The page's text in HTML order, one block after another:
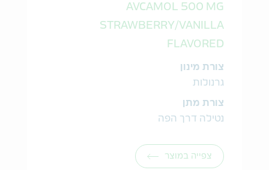
AVCAMOL 500 MG
STRAWBERRY/VANILLA
FLAVORED
צורת מינון
גרנולות
צורת מתן
נטילה דרך הפה
צפייה במוצר